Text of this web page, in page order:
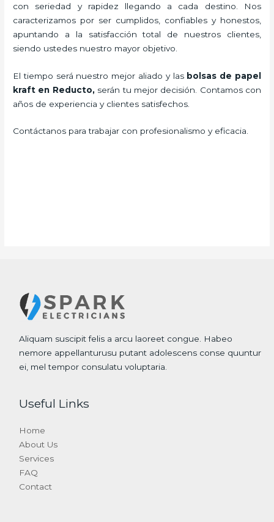
con seriedad y rapidez llegando a cada destino. Nos
caracterizamos por ser cumplidos, confiables y honestos,
apuntando a la satisfacción total de nuestros clientes,
siendo ustedes nuestro mayor objetivo.
El tiempo será nuestro mejor aliado y las bolsas de papel
kraft en Reducto, serán tu mejor decisión. Contamos con
años de experiencia y clientes satisfechos.
Contáctanos para trabajar con profesionalismo y eficacia.
Aliquam suscipit felis a arcu laoreet congue. Habeo
nemore appellanturusu putant adolescens conse quuntur
ei, mel tempor consulatu voluptaria.
Useful Links
Home
About Us
Services
FAQ
Contact